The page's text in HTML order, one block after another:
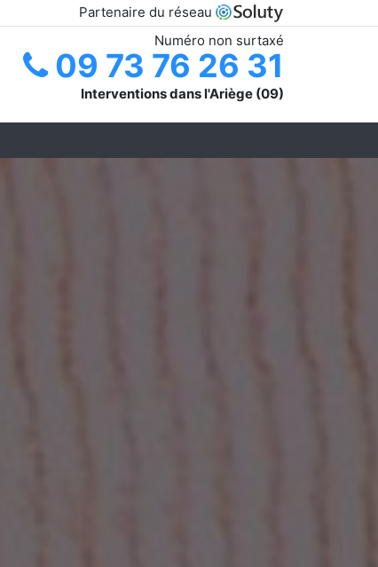
Partenaire du réseau
Numéro non surtaxé
09 73 76 26 31
Interventions dans l'Ariège (09)